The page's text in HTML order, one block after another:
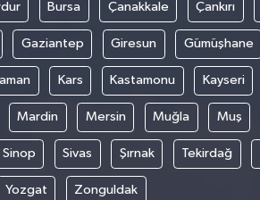
Bursa Çanakkale Çankırı
Gaziantep Giresun Gümüşhane
Kars Kastamonu Kayseri
Mardin Mersin Muğla Muş
Sinop Sivas Şırnak Tekirdağ
Yozgat Zonguldak